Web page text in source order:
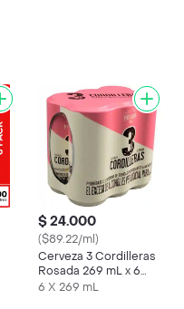
$ 24.000
($89.22/ml)
Cerveza 3 Cordilleras
Rosada 269 mL x 6
Und
6 X 269 mL